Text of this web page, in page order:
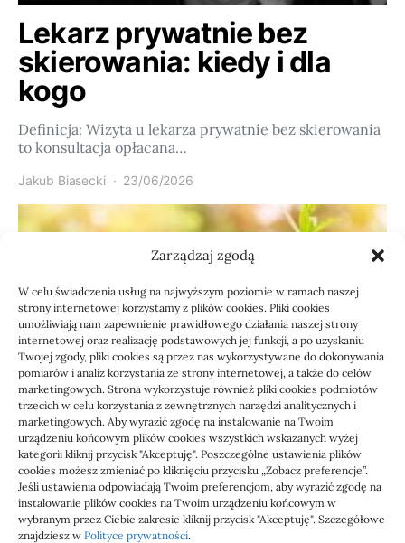
Zarządzaj zgodą
W celu świadczenia usług na najwyższym poziomie w ramach naszej
strony internetowej korzystamy z plików cookies. Pliki cookies
umożliwiają nam zapewnienie prawidłowego działania naszej strony
internetowej oraz realizację podstawowych jej funkcji, a po uzyskaniu
Twojej zgody, pliki cookies są przez nas wykorzystywane do dokonywania
pomiarów i analiz korzystania ze strony internetowej, a także do celów
marketingowych. Strona wykorzystuje również pliki cookies podmiotów
trzecich w celu korzystania z zewnętrznych narzędzi analitycznych i
marketingowych. Aby wyrazić zgodę na instalowanie na Twoim
urządzeniu końcowym plików cookies wszystkich wskazanych wyżej
kategorii kliknij przycisk "Akceptuję". Poszczególne ustawienia plików
cookies możesz zmieniać po kliknięciu przycisku „Zobacz preferencje”.
Jeśli ustawienia odpowiadają Twoim preferencjom, aby wyrazić zgodę na
instalowanie plików cookies na Twoim urządzeniu końcowym w
wybranym przez Ciebie zakresie kliknij przycisk "Akceptuję". Szczegółowe
znajdziesz w Polityce prywatności.
Lekarz prywatnie bez
skierowania: kiedy i dla
kogo
Definicja: Wizyta u lekarza prywatnie bez skierowania
to konsultacja opłacana…
Jakub Biasecki 23/06/2026
Usługi
Jak sprawdzić przejęcie
zaległości przez biuro
Definicja: Weryfikacja, czy nowe biuro rachunkowe
przejmie zaległości w dokumentach,…